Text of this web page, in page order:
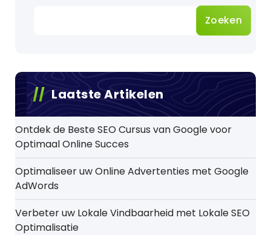
Zoeken
Laatste Artikelen
Ontdek de Beste SEO Cursus van Google voor
Optimaal Online Succes
Optimaliseer uw Online Advertenties met Google
AdWords
Verbeter uw Lokale Vindbaarheid met Lokale SEO
Optimalisatie